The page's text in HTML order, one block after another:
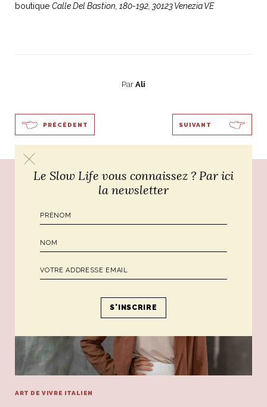
boutique Calle Del Bastion, 180-192, 30123 Venezia VE
Par Ali
PRÉCÉDENT SUIVANT
Poursuivre le voyage...
ART DE VIVRE ITALIEN
Le Slow Life vous connaissez ? Par ici
la newsletter